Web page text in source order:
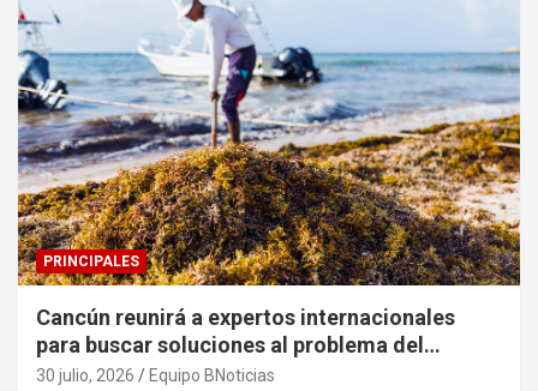
PRINCIPALES
Cancún reunirá a expertos internacionales
para buscar soluciones al problema del
sargazo
30 julio, 2026 Equipo BNoticias